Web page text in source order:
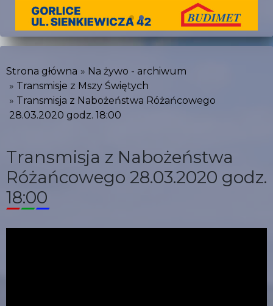
Strona główna
Na żywo - archiwum
Transmisje z Mszy Świętych
Transmisja z Nabożeństwa Różańcowego
28.03.2020 godz. 18:00
Transmisja z Nabożeństwa
Różańcowego 28.03.2020 godz.
18:00